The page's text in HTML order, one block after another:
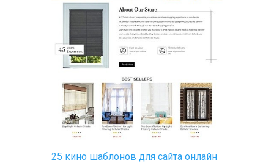
25 кино шаблонов для сайта онлайн